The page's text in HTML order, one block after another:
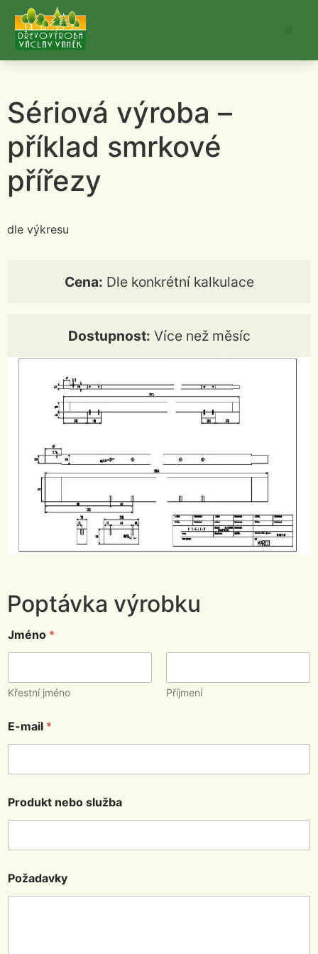
Sériová výroba –
příklad smrkové
přířezy
dle výkresu
Cena: Dle konkrétní kalkulace
Dostupnost: Více než měsíc
Poptávka výrobku
Jméno *
Křestní jméno Příjmení
E-mail *
Produkt nebo služba
Požadavky